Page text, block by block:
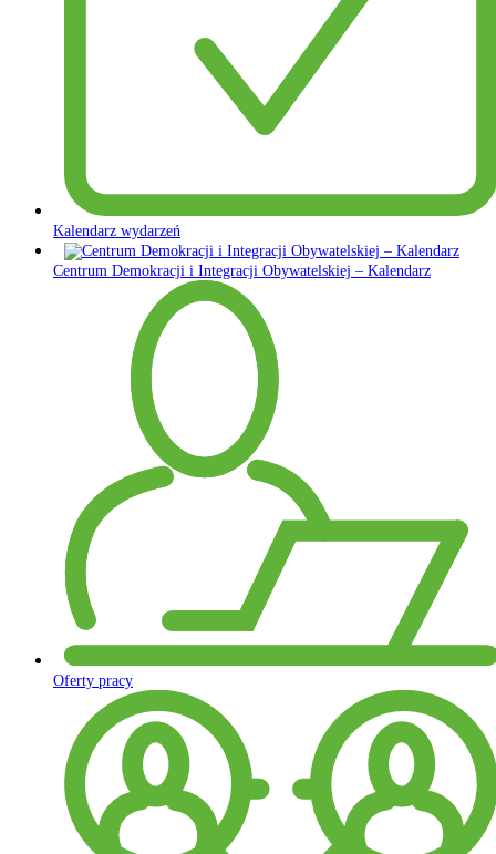
Kalendarz wydarzeń
Centrum Demokracji i Integracji Obywatelskiej – Kalendarz
Oferty pracy